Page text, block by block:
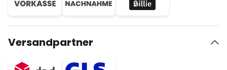
Versandpartner